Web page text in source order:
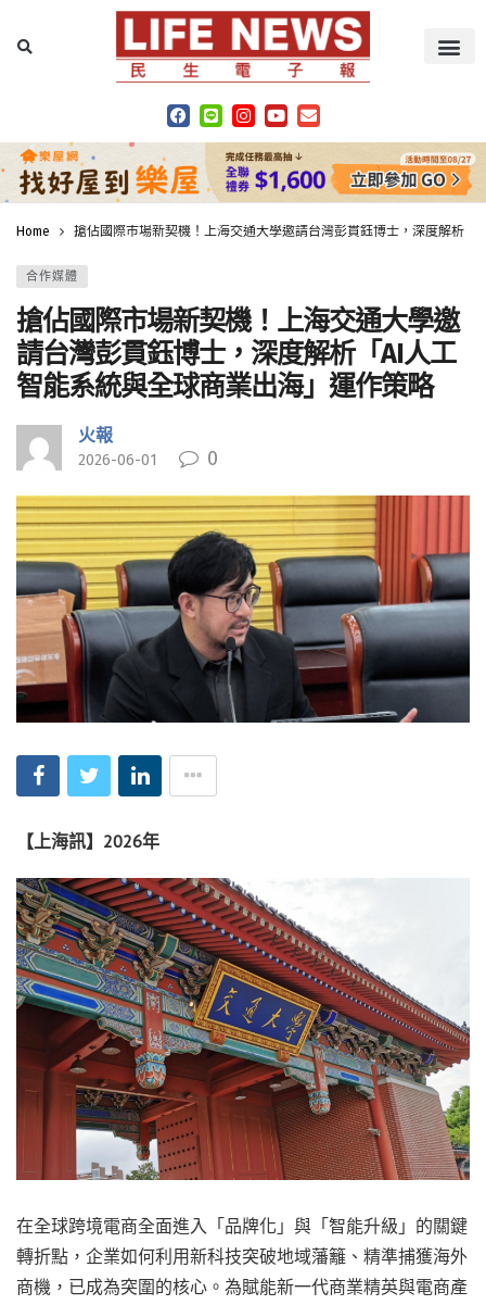
Home 搶佔國際市場新契機！上海交通大學邀請台灣彭貫鈺博士，深度解析「
合作媒體
搶佔國際市場新契機！上海交通大學邀
請台灣彭貫鈺博士，深度解析「AI人工
智能系統與全球商業出海」運作策略
火報
2026-06-01 0
【上海訊】2026年
在全球跨境電商全面進入「品牌化」與「智能升級」的關鍵
轉折點，企業如何利用新科技突破地域藩籬、精準捕獲海外
商機，已成為突圍的核心。為賦能新一代商業精英與電商產